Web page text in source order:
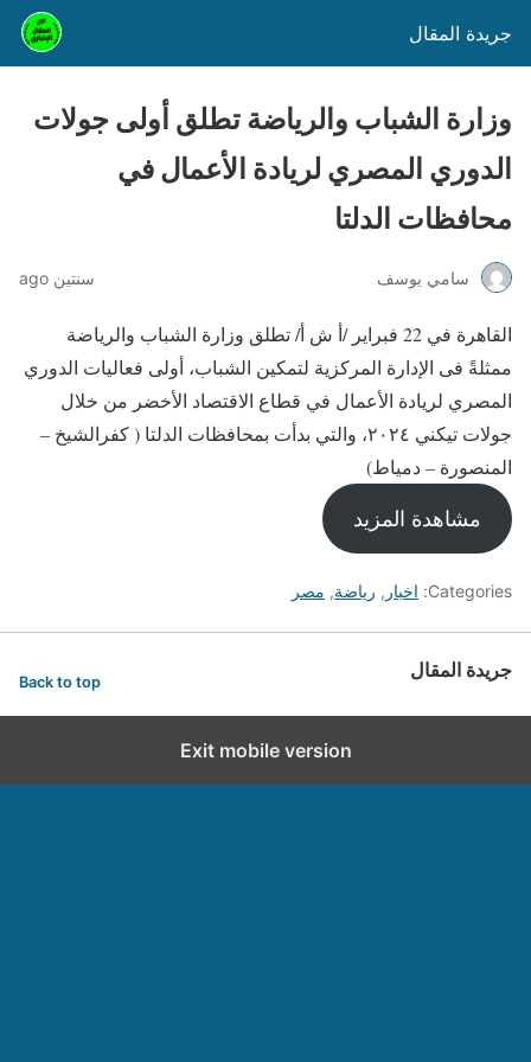
جريدة المقال
وزارة الشباب والرياضة تطلق أولى جولات
الدوري المصري لريادة الأعمال في
محافظات الدلتا
سامي يوسف سنتين ago
القاهرة في 22 فبراير /أ ش أ/ تطلق وزارة الشباب والرياضة
ممثلةً فى الإدارة المركزية لتمكين الشباب، أولى فعاليات الدوري
المصري لريادة الأعمال في قطاع الاقتصاد الأخضر من خلال
جولات تيكني ٢٠٢٤، والتي بدأت بمحافظات الدلتا ( كفرالشيخ –
المنصورة – دمياط)
مشاهدة المزيد
Categories: اخبار , رياضة, مصر
جريدة المقال Back to top
Exit mobile version